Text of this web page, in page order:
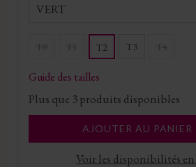
VERT
T2 T3
Guide des tailles
Plus que 3produits disponibles
AJOUTER AU PANIER
Voir les disponibilités en